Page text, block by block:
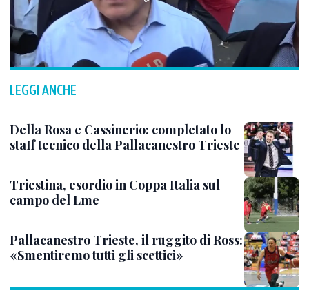
LEGGI ANCHE
Della Rosa e Cassinerio: completato lo
staff tecnico della Pallacanestro Trieste
Triestina, esordio in Coppa Italia sul
campo del Lme
Pallacanestro Trieste, il ruggito di Ross:
«Smentiremo tutti gli scettici»